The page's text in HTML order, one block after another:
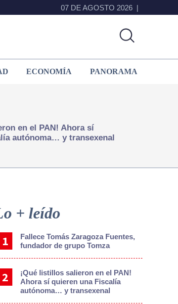
07 DE AGOSTO 2026
ECONOMÍA PANORAMA
en el PAN! Ahora sí
autónoma… y transexenal
+ leído
Fallece Tomás Zaragoza Fuentes,
fundador de grupo Tomza
¡Qué listillos salieron en el PAN!
Ahora sí quieren una Fiscalía
autónoma… y transexenal